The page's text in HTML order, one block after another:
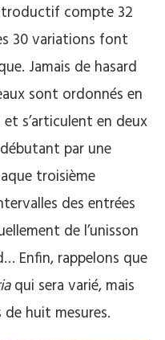
compte 32
30 variations font
Jamais de hasard
sont ordonnés en
s’articulent en deux
par une
troisième
des entrées
de l’unisson
Enfin, rappelons que
qui sera varié, mais
huit mesures.